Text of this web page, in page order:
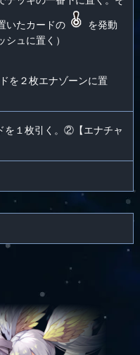
いたカードの
を発動
ュに置く）
を２枚エナゾーンに置
を１枚引く。②【エナチャ